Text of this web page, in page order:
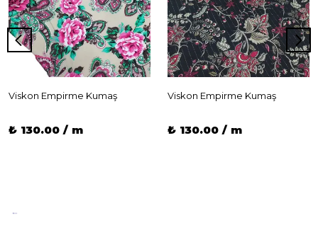
Viskon Empirme Kumaş
₺ 130.00 / m
Viskon Empirme Kumaş
₺ 130.00 / m